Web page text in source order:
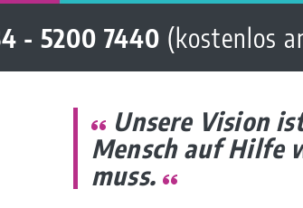
- 5200 7440 (kostenlos
Unsere Vision
Mensch auf Hilfe
muss.